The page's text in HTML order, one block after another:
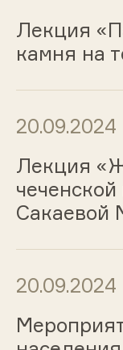
Лекция
камня на
20.09.2024
Лекция
Сакаевой
20.09.2024